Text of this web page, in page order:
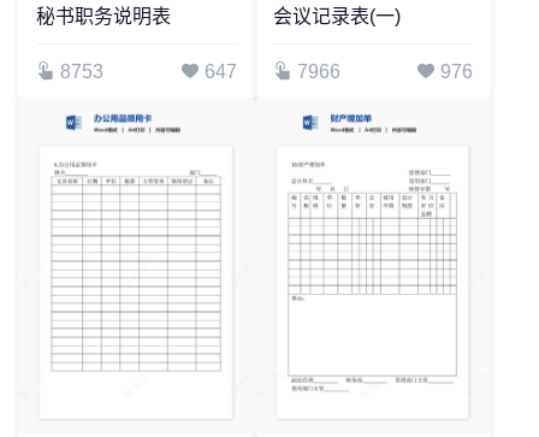
秘书职务说明表
8753 647
会议记录表(一)
7966 976